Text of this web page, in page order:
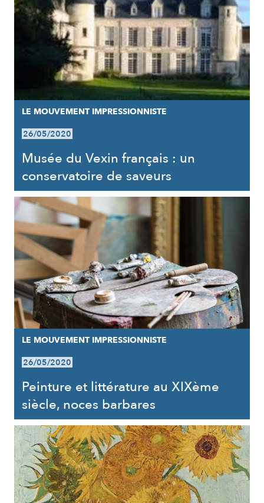
LE MOUVEMENT IMPRESSIONNISTE
26/05/2020
Musée du Vexin français : un
conservatoire de saveurs
LE MOUVEMENT IMPRESSIONNISTE
26/05/2020
Peinture et littérature au XIXème
siècle, noces barbares